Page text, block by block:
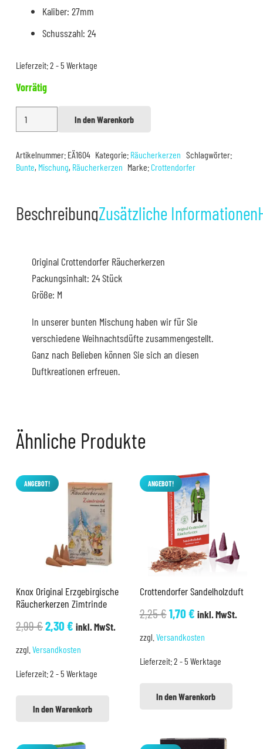
Kaliber: 27mm
Schusszahl: 24
Lieferzeit:2 - 5 Werktage
Vorrätig
Crottendorfer
Bunte
Menge
In den Warenkorb
Alternative:
Artikelnummer: EÄ1604 Kategorie: Räucherkerzen Schlagwörter:
Bunte, Mischung, Räucherkerzen Marke:Crottendorfer
BeschreibungZusätzliche Informationen
Original Crottendorfer Räucherkerzen
Packungsinhalt: 24 Stück
Größe: M
In unserer bunten Mischung haben wir für Sie
verschiedene Weihnachtsdüfte zusammengestellt.
Ganz nach Belieben können Sie sich an diesen
Duftkreationen erfreuen.
Ähnliche Produkte
ANGEBOT!
Knox Original Erzgebirgische
Räucherkerzen Zimtrinde
2,99€Ursprünglicher
2,99 €
2,30€Aktueller
2,30 €.
inkl. MwSt.
zzgl. Versandkosten
Lieferzeit:2 - 5 Werktage
In den Warenkorb
ANGEBOT!
Crottendorfer Sandelholzduft
2,25€Ursprünglicher
2,25 €
1,70€Aktueller
1,70 €.
inkl. MwSt.
zzgl. Versandkosten
Lieferzeit:2 - 5 Werktage
In den Warenkorb